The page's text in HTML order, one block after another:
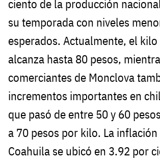
ciento de la producción
su temporada con niveles
esperados. Actualmente, el
alcanza hasta 80 pesos,
comerciantes de Monclova
incrementos importantes en
que pasó de entre 50 y 60
a 70 pesos por kilo. La
Coahuila se ubicó en 3.92 por